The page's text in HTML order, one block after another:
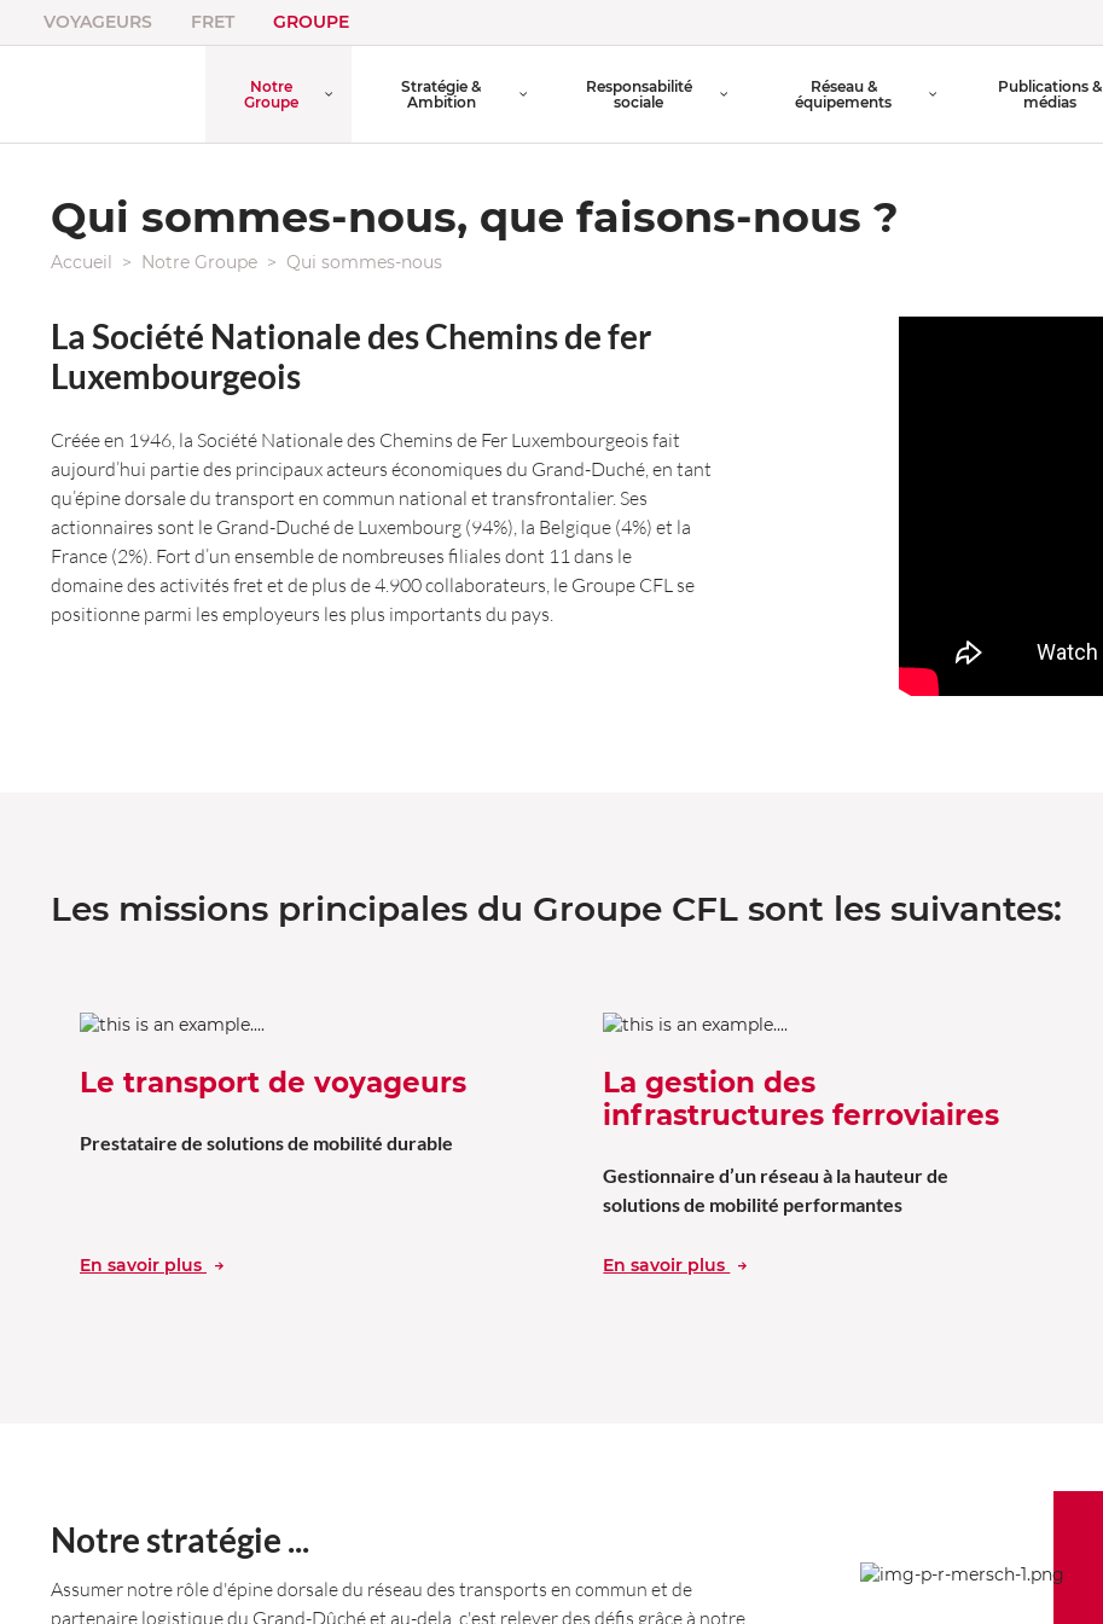
VOYAGEURS FRET GROUPE
Notre
Groupe
Conseil d'Administration
Stratégie &
Ambition
Responsabilité
sociale
Réseau &
équipements
Publications &
médias
Qui sommes-nous, que faisons-nous ?
Accueil Notre Groupe Qui sommes-nous
La Société Nationale des Chemins de fer
Luxembourgeois
Créée en 1946, la Société Nationale des Chemins de Fer Luxembourgeois fait
aujourd’hui partie des principaux acteurs économiques du Grand-Duché, en tant
qu’épine dorsale du transport en commun national et transfrontalier. Ses
actionnaires sont le Grand-Duché de Luxembourg (94%), la Belgique (4%) et la
France (2%). Fort d’un ensemble de nombreuses filiales dont 11 dans le
domaine des activités fret et de plus de 4.900 collaborateurs, le Groupe CFL se
positionne parmi les employeurs les plus importants du pays.
Les missions principales du Groupe CFL sont les suivantes:
Le transport de voyageurs
Prestataire de solutions de mobilité durable
En savoir plus
La gestion des
infrastructures ferroviaires
Gestionnaire d’un réseau à la hauteur de
solutions de mobilité performantes
En savoir plus
Notre stratégie ...
Assumer notre rôle d'épine dorsale du réseau des transports en commun et de
partenaire logistique du Grand-Dûché et au-dela, c'est relever des défis grâce à notre